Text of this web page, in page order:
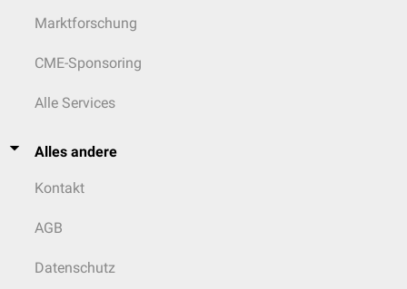
Marktforschung
CME-Sponsoring
Alle Services
Alles andere
Kontakt
AGB
Datenschutz